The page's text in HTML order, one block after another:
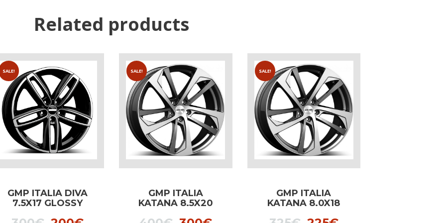
Related products
SALE!
GMP ITALIA DIVA
7.5X17 GLOSSY
SALE!
GMP ITALIA
KATANA 8.5X20
SALE!
GMP ITALIA
KATANA 8.0X18